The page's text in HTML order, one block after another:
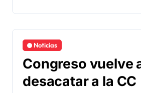
Noticias
Congreso vuelve
desacatar a la CC